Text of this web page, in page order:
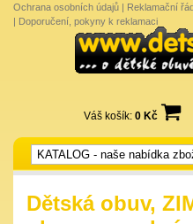
Ochrana osobních údajů | Reklamační
| Doporučení, pokyny k reklamaci
Váš košík: 0 Kč
Dětská obuv,